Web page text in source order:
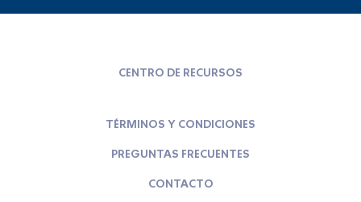
CENTRO DE RECURSOS
TÉRMINOS Y CONDICIONES
PREGUNTAS FRECUENTES
CONTACTO